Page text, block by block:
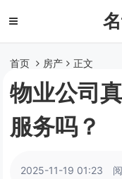
首页 房产 正文
物业公司
服务吗？
2025-11-19 01:23